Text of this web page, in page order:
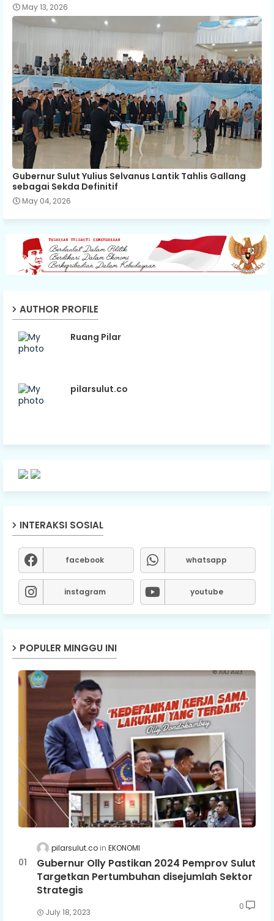
May 13, 2026
Gubernur Sulut Yulius Selvanus Lantik Tahlis Gallang
sebagai Sekda Definitif
May 04, 2026
AUTHOR PROFILE
Ruang Pilar
pilarsulut.co
INTERAKSI SOSIAL
facebook whatsapp
instagram youtube
POPULER MINGGU INI
pilarsulut.co EKONOMI
Gubernur Olly Pastikan 2024 Pemprov Sulut
Targetkan Pertumbuhan disejumlah Sektor
Strategis
July 18, 2023
0